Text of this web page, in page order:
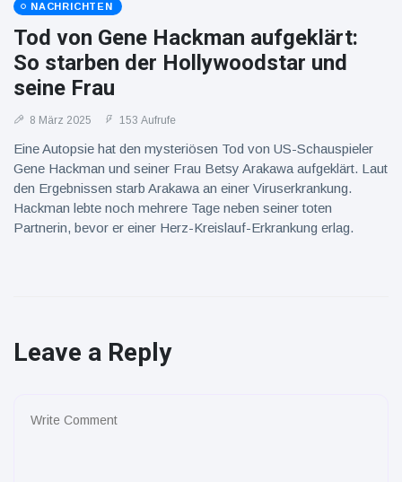
NACHRICHTEN
Tod von Gene Hackman aufgeklärt:
So starben der Hollywoodstar und
seine Frau
8 März 2025 153 Aufrufe
Eine Autopsie hat den mysteriösen Tod von US-Schauspieler
Gene Hackman und seiner Frau Betsy Arakawa aufgeklärt. Laut
den Ergebnissen starb Arakawa an einer Viruserkrankung.
Hackman lebte noch mehrere Tage neben seiner toten
Partnerin, bevor er einer Herz-Kreislauf-Erkrankung erlag.
Leave a Reply